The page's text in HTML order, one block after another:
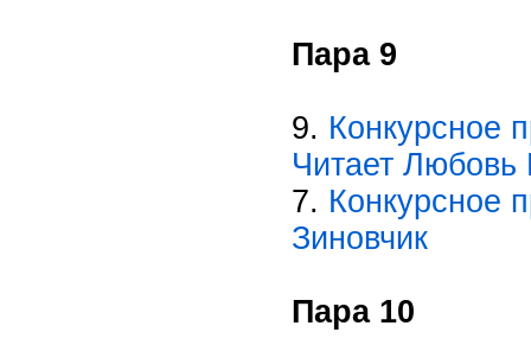
Пара 9
9. Конкурсное
Читает Любовь
7. Конкурсное
Зиновчик
Пара 10